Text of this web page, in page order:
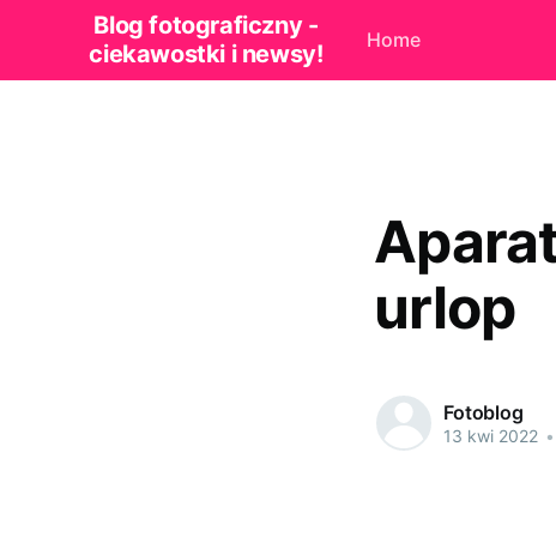
Blog fotograficzny -
ciekawostki i newsy!
Home
urlop
Fotoblog
13 kwi 2022 •